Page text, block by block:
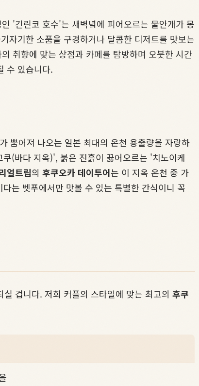
'긴린코 호수'는 새벽녘에 피어오르는 물안개가 몽
자기한 소품을 구경하거나 달콤한 디저트를 맛보는
취향에 맞는 상점과 카페를 탐방하며 오붓한 시간
수 있습니다.
뿜어져 나오는 일본 최대의 온천 용출량을 자랑하
(바다 지옥)', 붉은 진흙이 끓어오르는 '치노이케
얼트립의 후쿠오카 데이투어는 이 지옥 온천 중 가
는 벳푸에서만 맛볼 수 있는 특별한 간식이니 꼭
겁니다. 저희 커플의 스타일에 맞는 최고의 후쿠